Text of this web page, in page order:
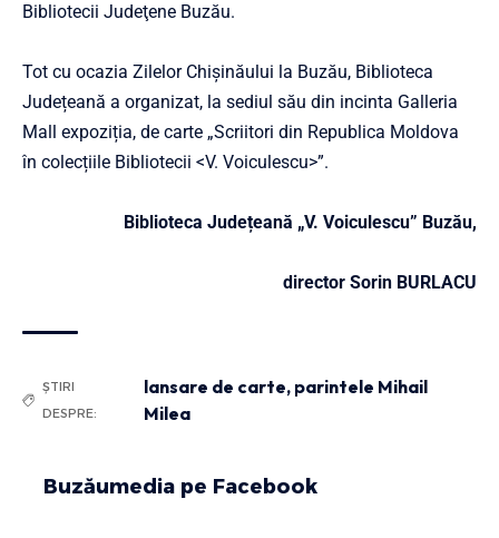
Bibliotecii Judeţene Buzău.
Tot cu ocazia Zilelor Chișinăului la Buzău, Biblioteca
Județeană a organizat, la sediul său din incinta Galleria
Mall expoziția, de carte „Scriitori din Republica Moldova
în colecțiile Bibliotecii <V. Voiculescu>”.
Biblioteca Județeană „V. Voiculescu” Buzău,
director Sorin BURLACU
ȘTIRI
DESPRE:
lansare de carte, parintele Mihail
Milea
Buzăumedia pe Facebook